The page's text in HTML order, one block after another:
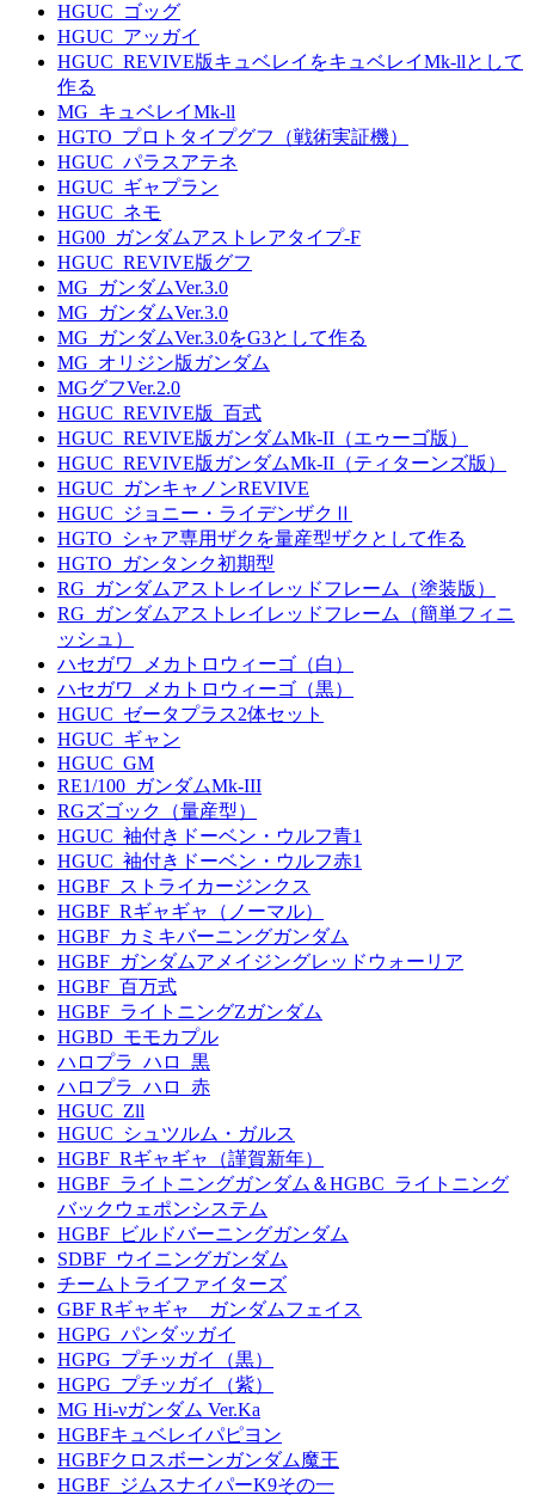
HGUC_ゴッグ
HGUC_アッガイ
HGUC_REVIVE版キュベレイをキュベレイMk-llとして
作る
MG_キュベレイMk-ll
HGTO_プロトタイプグフ（戦術実証機）
HGUC_パラスアテネ
HGUC_ギャプラン
HGUC_ネモ
HG00_ガンダムアストレアタイプ-F
HGUC_REVIVE版グフ
MG_ガンダムVer.3.0
MG_ガンダムVer.3.0
MG_ガンダムVer.3.0をG3として作る
MG_オリジン版ガンダム
MGグフVer.2.0
HGUC_REVIVE版_百式
HGUC_REVIVE版ガンダムMk-II（エゥーゴ版）
HGUC_REVIVE版ガンダムMk-II（ティターンズ版）
HGUC_ガンキャノンREVIVE
HGUC_ジョニー・ライデンザクⅡ
HGTO_シャア専用ザクを量産型ザクとして作る
HGTO_ガンタンク初期型
RG_ガンダムアストレイレッドフレーム（塗装版）
RG_ガンダムアストレイレッドフレーム（簡単フィニ
ッシュ）
ハセガワ_メカトロウィーゴ（白）
ハセガワ_メカトロウィーゴ（黒）
HGUC_ゼータプラス2体セット
HGUC_ギャン
HGUC_GM
RE1/100_ガンダムMk-III
RGズゴック（量産型）
HGUC_袖付きドーベン・ウルフ青1
HGUC_袖付きドーベン・ウルフ赤1
HGBF_ストライカージンクス
HGBF_Rギャギャ（ノーマル）
HGBF_カミキバーニングガンダム
HGBF_ガンダムアメイジングレッドウォーリア
HGBF_百万式
HGBF_ライトニングZガンダム
HGBD_モモカプル
ハロプラ_ハロ_黒
ハロプラ_ハロ_赤
HGUC_Zll
HGUC_シュツルム・ガルス
HGBF_Rギャギャ（謹賀新年）
HGBF_ライトニングガンダム＆HGBC_ライトニング
バックウェポンシステム
HGBF_ビルドバーニングガンダム
SDBF_ウイニングガンダム
チームトライファイターズ
GBF Rギャギャ ガンダムフェイス
HGPG_パンダッガイ
HGPG_プチッガイ（黒）
HGPG_プチッガイ（紫）
MG Hi-νガンダム Ver.Ka
HGBFキュベレイパピヨン
HGBFクロスボーンガンダム魔王
HGBF_ジムスナイパーK9その一